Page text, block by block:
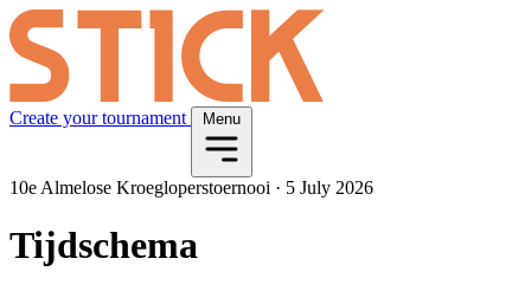
Create your tournament Menu
10e Almelose Kroegloperstoernooi · 5 July 2026
Tijdschema